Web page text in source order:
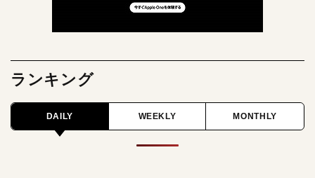
ランキング
DAILY WEEKLY MONTHLY